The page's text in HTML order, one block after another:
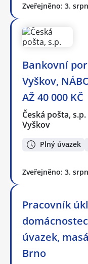
Zveřejněno: 3.
Bankovní
Vyškov,
AŽ 40 000 KČ
Česká pošta, s.p.
Vyškov
Plný úvazek
Zveřejněno: 3.
Pracovník
úvazek,
Brno